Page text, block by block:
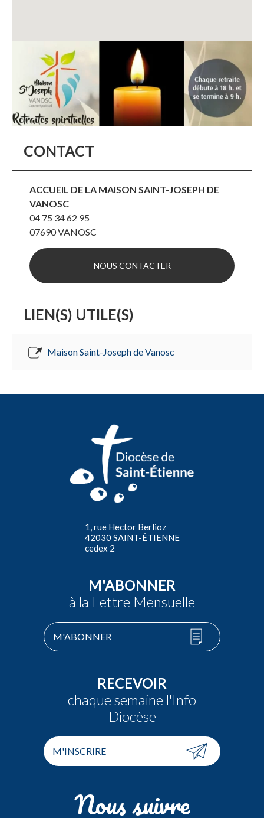
CONTACT
ACCUEIL DE LA MAISON SAINT-JOSEPH DE
VANOSC
04 75 34 62 95
07690VANOSC
NOUS CONTACTER
LIEN(S) UTILE(S)
Maison Saint-Joseph de Vanosc
1, rue Hector Berlioz
42030 SAINT-ÉTIENNE
cedex 2
M'ABONNER
à la Lettre Mensuelle
M'ABONNER
RECEVOIR
chaque semaine l'Info
Diocèse
M'INSCRIRE
Nous suivre